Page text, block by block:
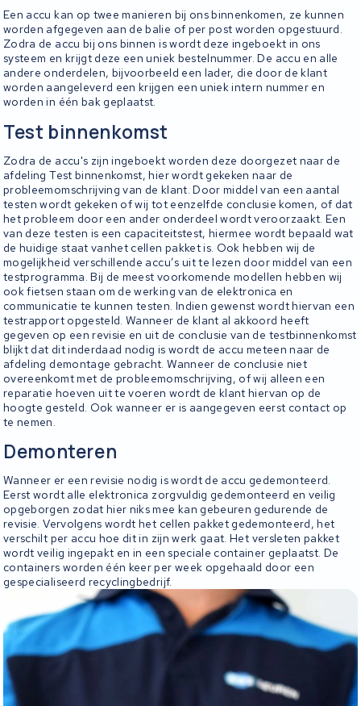
Een accu kan op twee manieren bij ons binnenkomen, ze kunnen
worden afgegeven aan de balie of per post worden opgestuurd.
Zodra de accu bij ons binnen is wordt deze ingeboekt in ons
systeem en krijgt deze een uniek bestelnummer. De accu en alle
andere onderdelen, bijvoorbeeld een lader, die door de klant
worden aangeleverd een krijgen een uniek intern nummer en
worden in één bak geplaatst.
Test binnenkomst
Zodra de accu's zijn ingeboekt worden deze doorgezet naar de
afdeling Test binnenkomst, hier wordt gekeken naar de
probleemomschrijving van de klant. Door middel van een aantal
testen wordt gekeken of wij tot eenzelfde conclusie komen, of dat
het probleem door een ander onderdeel wordt veroorzaakt. Een
van deze testen is een capaciteitstest, hiermee wordt bepaald wat
de huidige staat vanhet cellen pakket is. Ook hebben wij de
mogelijkheid verschillende accu’s uit te lezen door middel van een
testprogramma. Bij de meest voorkomende modellen hebben wij
ook fietsen staan om de werking van de elektronica en
communicatie te kunnen testen. Indien gewenst wordt hiervan een
testrapport opgesteld. Wanneer de klant al akkoord heeft
gegeven op een revisie en uit de conclusie van de testbinnenkomst
blijkt dat dit inderdaad nodig is wordt de accu meteen naar de
afdeling demontage gebracht. Wanneer de conclusie niet
overeenkomt met de probleemomschrijving, of wij alleen een
reparatie hoeven uit te voeren wordt de klant hiervan op de
hoogte gesteld. Ook wanneer er is aangegeven eerst contact op
te nemen.
Demonteren
Wanneer er een revisie nodig is wordt de accu gedemonteerd.
Eerst wordt alle elektronica zorgvuldig gedemonteerd en veilig
opgeborgen zodat hier niks mee kan gebeuren gedurende de
revisie. Vervolgens wordt het cellen pakket gedemonteerd, het
verschilt per accu hoe dit in zijn werk gaat. Het versleten pakket
wordt veilig ingepakt en in een speciale container geplaatst. De
containers worden één keer per week opgehaald door een
gespecialiseerd recyclingbedrijf.